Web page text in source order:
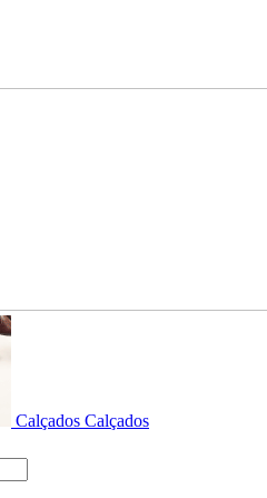
Calçados Calçados